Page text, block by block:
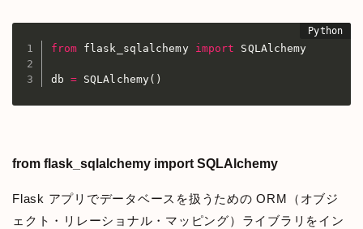
from flask_sqlalchemy import SQLAlchemy
db = SQLAlchemy( )
from flask_sqlalchemy import SQLAlchemy
Flask アプリでデータベースを扱うための ORM（オブジ
ェクト・リレーショナル・マッピング）ライブラリをイン